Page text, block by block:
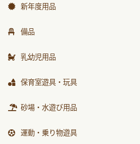
新年度用品
出席帳・シール
ワーク
画帳・おもいで
各種用紙・証書
備品
椅子
収納用品
環境備品
乳幼児用品
乳幼児備品
保育室遊具・玩具
ままごと
知育玩具
砂場・水遊び用品
砂場用品
運動・乗り物遊具